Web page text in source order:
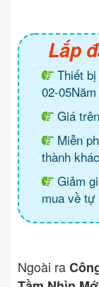
Lắp
Thiết
02-05Năm
Giá
Miễn
thành
Giảm
mua về tự
Ngoài ra